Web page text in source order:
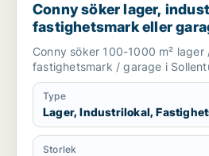
Conny söker lager,
fastighetsmark eller
i Sollentuna
Conny söker 100-1000 m²
fastighetsmark / garage i
Type
Lager, Industrilokal,
Storlek